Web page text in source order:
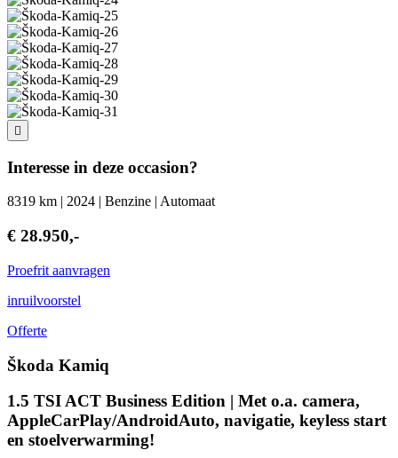
Interesse in deze occasion?
8319 km | 2024 | Benzine | Automaat
€ 28.950,-
Proefrit aanvragen
inruilvoorstel
Offerte
Škoda Kamiq
1.5 TSI ACT Business Edition | Met o.a. camera,
AppleCarPlay/AndroidAuto, navigatie, keyless start
en stoelverwarming!